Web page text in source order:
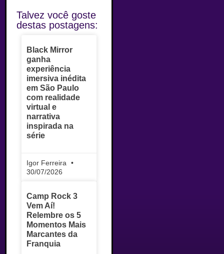
Talvez você goste
destas postagens:
Black Mirror
ganha
experiência
imersiva inédita
em São Paulo
com realidade
virtual e
narrativa
inspirada na
série
Igor Ferreira
30/07/2026
Camp Rock 3
Vem Aí!
Relembre os 5
Momentos Mais
Marcantes da
Franquia